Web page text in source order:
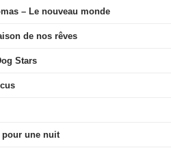
– Le nouveau monde
de nos rêves
Stars
pour une nuit